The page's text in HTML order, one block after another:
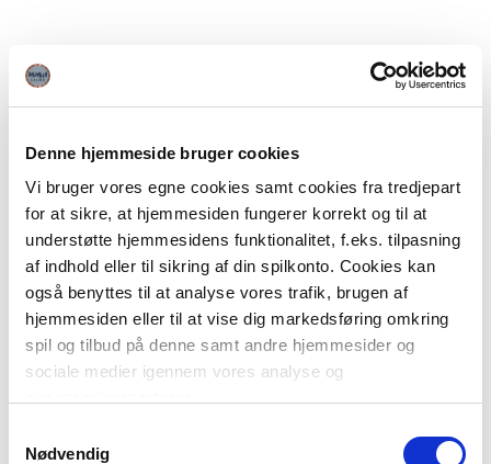
Denne hjemmeside bruger cookies
Vi bruger vores egne cookies samt cookies fra tredjepart
for at sikre, at hjemmesiden fungerer korrekt og til at
understøtte hjemmesidens funktionalitet, f.eks. tilpasning
af indhold eller til sikring af din spilkonto. Cookies kan
også benyttes til at analyse vores trafik, brugen af
hjemmesiden eller til at vise dig markedsføring omkring
spil og tilbud på denne samt andre hjemmesider og
sociale medier igennem vores analyse og
Du kan læse mere om vores brug af cookies under
Nødvendig